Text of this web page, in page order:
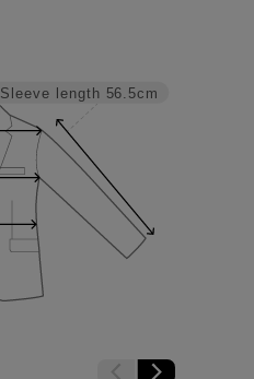
Sleeve length 56.5cm